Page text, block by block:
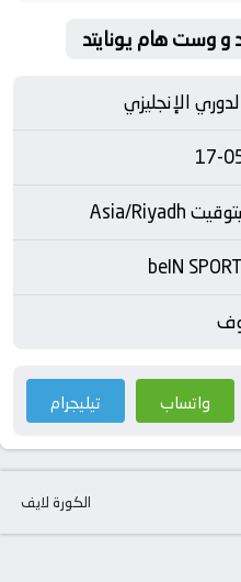
و وست هام يونايتد
الإنجليزي
17-
beIN
واتساب تيليجرام
الكورة لايف